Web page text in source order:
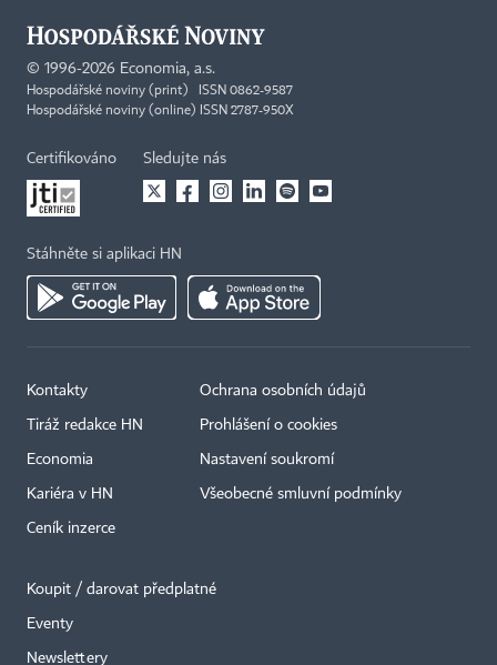
© 1996-2026 Economia, a.s.
Hospodářské noviny (print) ISSN 0862-9587
Hospodářské noviny (online) ISSN 2787-950X
Certifikováno Sledujte nás
Stáhněte si aplikaci HN
Kontakty
Tiráž redakce HN
Economia
Kariéra v HN
Ceník inzerce
Ochrana osobních údajů
Prohlášení o cookies
Nastavení soukromí
Všeobecné smluvní podmínky
Koupit / darovat předplatné
Eventy
Newslettery